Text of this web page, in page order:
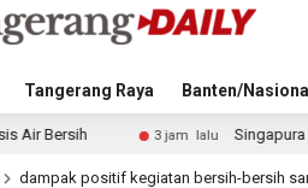
Tangerang Raya Banten/Nasional
3 jam lalu Singapura vs Indonesia:
dampak positif kegiatan bersih-bersih